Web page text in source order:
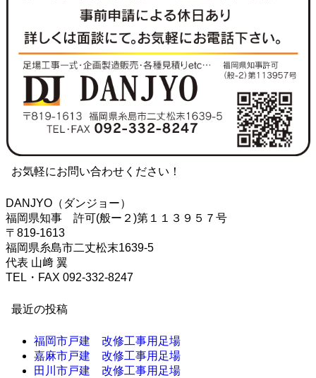
お気軽にお問い合わせください！
DANJYO（ダンジョー）
福岡県知事 許可(般ー２)第１１３９５７号
〒819-1613
福岡県糸島市二丈松末1639-5
代表 山﨑 翼
TEL・FAX 092-332-8247
最近の投稿
福岡市戸建 改修工事用足場
嘉麻市戸建 改修工事用足場
田川市戸建 改修工事用足場